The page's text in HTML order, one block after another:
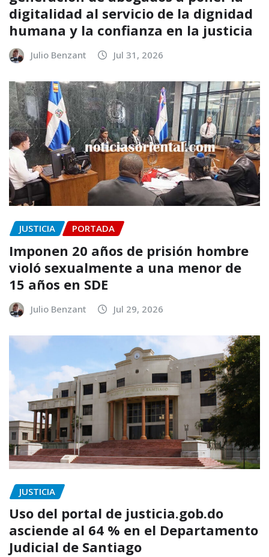
digitalidad al servicio de la dignidad
humana y la confianza en la justicia
Julio Benzant Jul 31, 2026
JUSTICIA PORTADA
Imponen 20 años de prisión hombre
violó sexualmente a una menor de
15 años en SDE
Julio Benzant Jul 29, 2026
JUSTICIA
Uso del portal de justicia.gob.do
asciende al 64 % en el Departamento
Judicial de Santiago